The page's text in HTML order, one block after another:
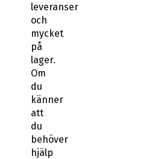
leveranser
och
mycket
på
lager.
Om
du
känner
att
du
behöver
hjälp